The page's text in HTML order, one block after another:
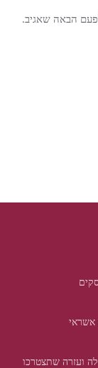
הבאה שאגיב.
אשראי
ועזרה שתצטרכו